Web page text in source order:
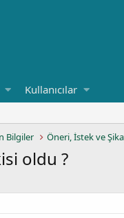
Kullanıcılar
Bilgiler Öneri, İstek ve
oldu ?